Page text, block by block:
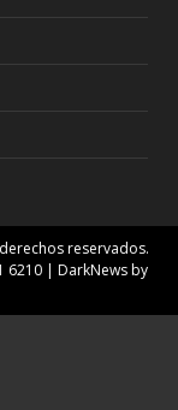
reservados.
6210 | DarkNewsby